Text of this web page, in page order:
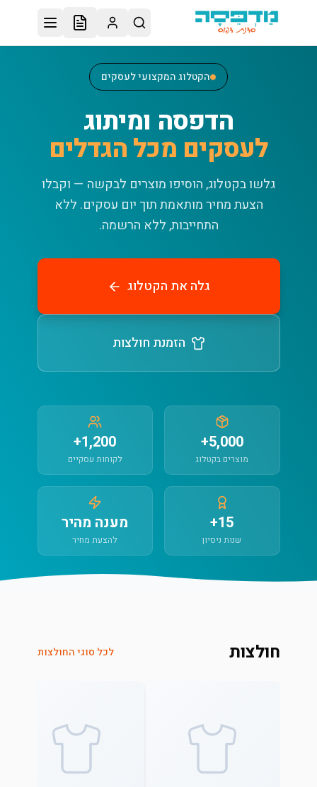
דלג לתוכן הראשי
הקטלוג המקצועי לעסקים
הדפסה ומיתוג
לעסקים מכל הגדלים
גלשו בקטלוג, הוסיפו מוצרים לבקשה — וקבלו
הצעת מחיר מותאמת תוך יום עסקים. ללא
התחייבות, ללא הרשמה.
גלה את הקטלוג
הזמנת חולצות
5,000+
מוצרים בקטלוג
1,200+
לקוחות עסקיים
15+
שנות ניסיון
מענה מהיר
להצעת מחיר
חולצות לכל סוגי החולצות